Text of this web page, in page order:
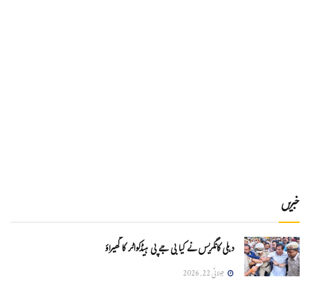
خبریں
دہلی کانگریس نے کیا بی جے پی ہیڈکواٹر کا گھیراؤ
جولائی 22, 2026